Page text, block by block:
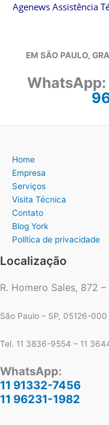
Agenews Assistência
EM SÃO PAULO,
WhatsApp:
Home
Empresa
Serviços
Visita Técnica
Contato
Blog York
Política de privacidade
Localização
R. Homero Sales, 872
São Paulo – SP, 05126-000
Tel. 11 3836-9554 – 11
WhatsApp:
11 91332-7456
11 96231-1982